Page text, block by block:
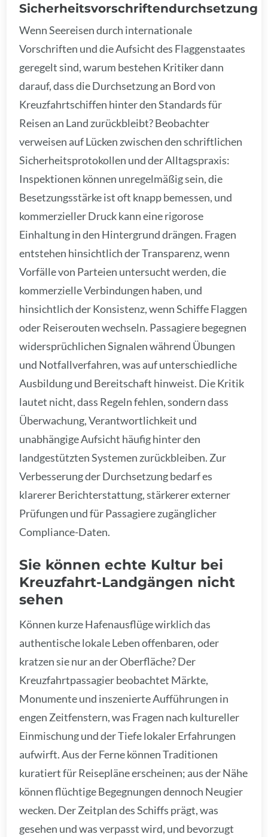
Sicherheitsvorschriftendurchsetzung
Wenn Seereisen durch internationale
Vorschriften und die Aufsicht des Flaggenstaates
geregelt sind, warum bestehen Kritiker dann
darauf, dass die Durchsetzung an Bord von
Kreuzfahrtschiffen hinter den Standards für
Reisen an Land zurückbleibt? Beobachter
verweisen auf Lücken zwischen den schriftlichen
Sicherheitsprotokollen und der Alltagspraxis:
Inspektionen können unregelmäßig sein, die
Besetzungsstärke ist oft knapp bemessen, und
kommerzieller Druck kann eine rigorose
Einhaltung in den Hintergrund drängen. Fragen
entstehen hinsichtlich der Transparenz, wenn
Vorfälle von Parteien untersucht werden, die
kommerzielle Verbindungen haben, und
hinsichtlich der Konsistenz, wenn Schiffe Flaggen
oder Reiserouten wechseln. Passagiere begegnen
widersprüchlichen Signalen während Übungen
und Notfallverfahren, was auf unterschiedliche
Ausbildung und Bereitschaft hinweist. Die Kritik
lautet nicht, dass Regeln fehlen, sondern dass
Überwachung, Verantwortlichkeit und
unabhängige Aufsicht häufig hinter den
landgestützten Systemen zurückbleiben. Zur
Verbesserung der Durchsetzung bedarf es
klarerer Berichterstattung, stärkerer externer
Prüfungen und für Passagiere zugänglicher
Compliance-Daten.
Sie können echte Kultur bei
Kreuzfahrt-Landgängen nicht
sehen
Können kurze Hafenausflüge wirklich das
authentische lokale Leben offenbaren, oder
kratzen sie nur an der Oberfläche? Der
Kreuzfahrtpassagier beobachtet Märkte,
Monumente und inszenierte Aufführungen in
engen Zeitfenstern, was Fragen nach kultureller
Einmischung und der Tiefe lokaler Erfahrungen
aufwirft. Aus der Ferne können Traditionen
kuratiert für Reisepläne erscheinen; aus der Nähe
können flüchtige Begegnungen dennoch Neugier
wecken. Der Zeitplan des Schiffs prägt, was
gesehen und was verpasst wird, und bevorzugt